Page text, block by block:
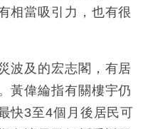
合辦氣候金融會議
供失實資料 遭禁申請輸入
渦北上 上海取消逾900班
相當吸引力，也有很
波及的宏志閣，有居
黃偉綸指有關樓宇仍
快3至4個月後居民可